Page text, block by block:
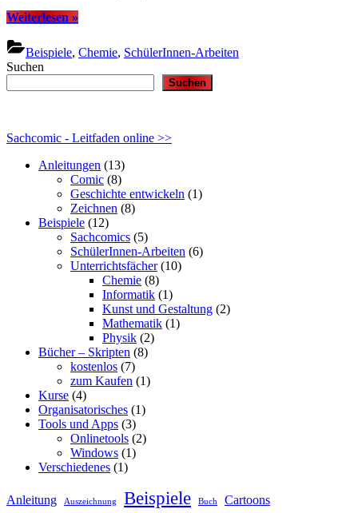
Weiterlesen “Beispiel
Chemiecomics
2016-
17”
»
Beispiele, Chemie, SchülerInnen-Arbeiten
Suchen
Suchen
Sachcomic - Leitfaden online >>
Anleitungen (13)
Comic (8)
Geschichte entwickeln (1)
Zeichnen (8)
Beispiele (12)
Sachcomics (5)
SchülerInnen-Arbeiten (6)
Unterrichtsfächer(10)
Chemie (8)
Informatik (1)
Kunst und Gestaltung (2)
Mathematik (1)
Physik (2)
Bücher – Skripten (8)
kostenlos (7)
zum Kaufen (1)
Kurse (4)
Organisatorisches (1)
Tools und Apps (3)
Onlinetools (2)
Windows (1)
Verschiedenes (1)
Anleitung Auszeichnung Beispiele Buch Cartoons